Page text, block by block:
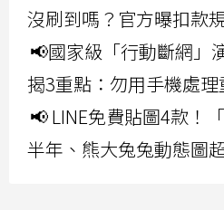
沒刷到嗎？官方曝扣款
📢國家級「行動斷網」
揭3重點：勿用手機處
📢 LINE免費貼圖4款！
半年、熊大兔兔動態圖